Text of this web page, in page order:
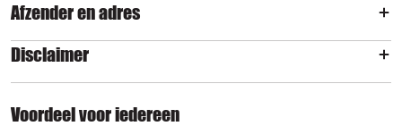
Afzender en adres
Disclaimer
Voordeel voor iedereen